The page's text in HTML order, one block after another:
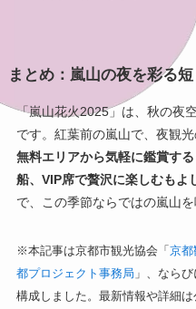
まとめ：嵐山の夜を彩る
「嵐山花火2025」は、秋の夜
です。紅葉前の嵐山で、夜観
無料エリアから気軽に鑑賞す
船、VIP席で贅沢に楽しむもよ
で、この季節ならではの嵐山を
※本記事は京都市観光協会「 京都
都プロジェクト事務局 」、なら
構成しました。最新情報や詳細